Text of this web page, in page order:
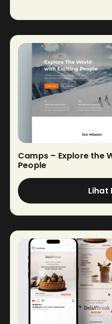
Camps – Explore the
People
Lihat